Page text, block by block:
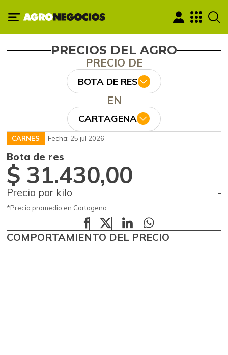
PRECIOS DEL AGRO
PRECIO DE
BOTA DE RES
EN
CARTAGENA
CARNES Fecha: 25 jul 2026
Bota de res
$ 31.430,00
Precio por kilo -
*Precio promedio en Cartagena
COMPORTAMIENTO DEL PRECIO